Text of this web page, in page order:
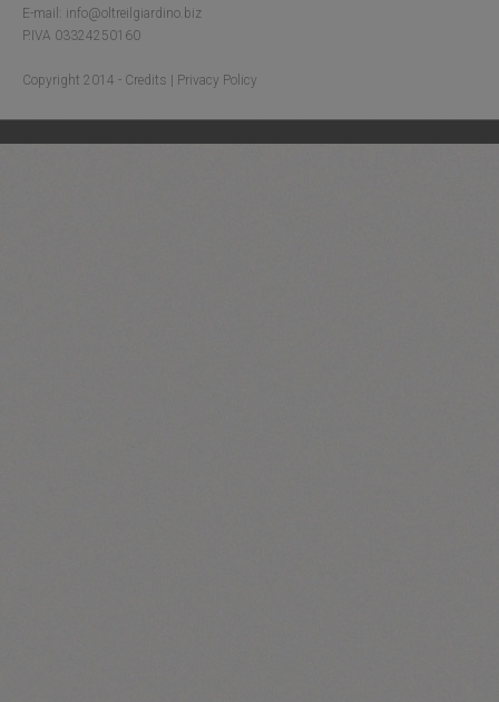
E-mail: info@oltreilgiardino.biz
P.IVA 03324250160
Copyright 2014 - Credits Privacy Policy